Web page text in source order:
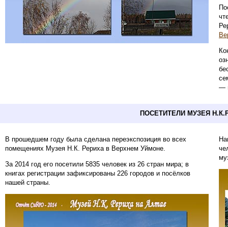
—
ПОСЕТИТЕЛИ МУЗЕЯ
В прошедшем году была сделана переэкспозиция во всех
помещениях Музея Н.К. Рериха в Верхнем Уймоне.
За 2014 год его посетили 5835 человек из 26 стран мира; в
книгах регистрации зафиксированы 226 городов и посёлков
нашей страны.